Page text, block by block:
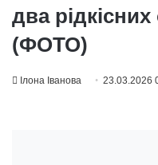
два
(ФОТО)
Ілона Іванова 23.03.2026